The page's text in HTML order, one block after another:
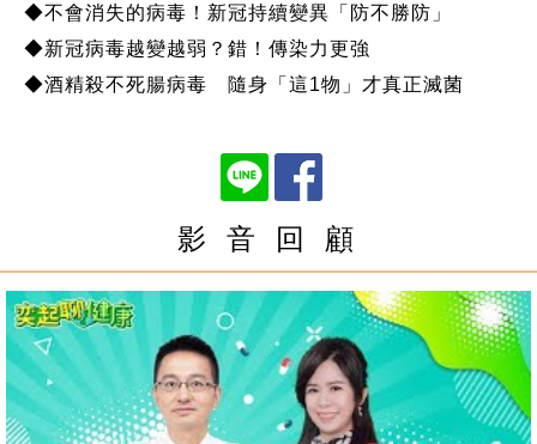
◆不會消失的病毒！新冠持續變異「防不勝防」
◆新冠病毒越變越弱？錯！傳染力更強
◆酒精殺不死腸病毒 隨身「這1物」才真正滅菌
影 音 回 顧